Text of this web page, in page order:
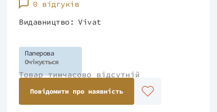
0 відгуків
Видавництво: Vivat
Паперова
Очікується
Товар тимчасово відсутній
Повідомити про наявність